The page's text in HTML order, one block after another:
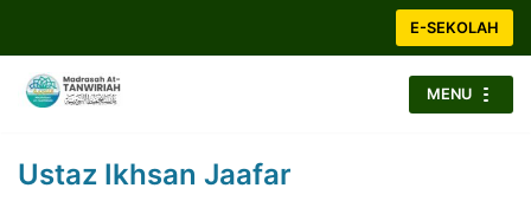
to
content
E-SEKOLAH
MENU
Ustaz Ikhsan Jaafar